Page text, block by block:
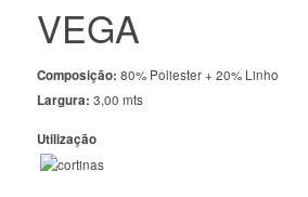
VEGA
Composição: 80% Poliester + 20% Linho
Largura: 3,00 mts
Utilização